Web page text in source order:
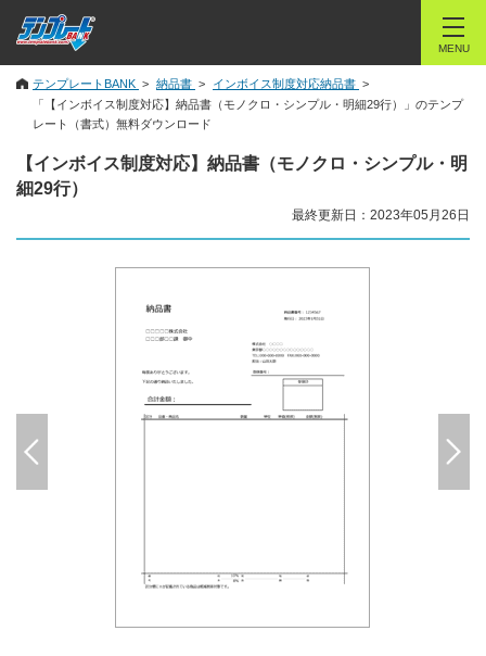
MENU
テンプレートBANK 納品書
インボイス制度対応納品書
「【インボイス制度対応】納品書（モノクロ・シンプル・明細29行）」のテンプ
レート（書式）無料ダウンロード
【インボイス制度対応】納品書（モノクロ・シンプル・明
細29行）
最終更新日：2023年05月26日